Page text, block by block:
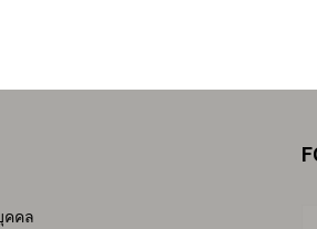
คคล